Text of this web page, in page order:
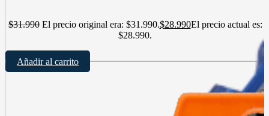
$31.990 El precio original era: $31.990.$28.990El precio actual es:
$28.990.
Añadir al carrito